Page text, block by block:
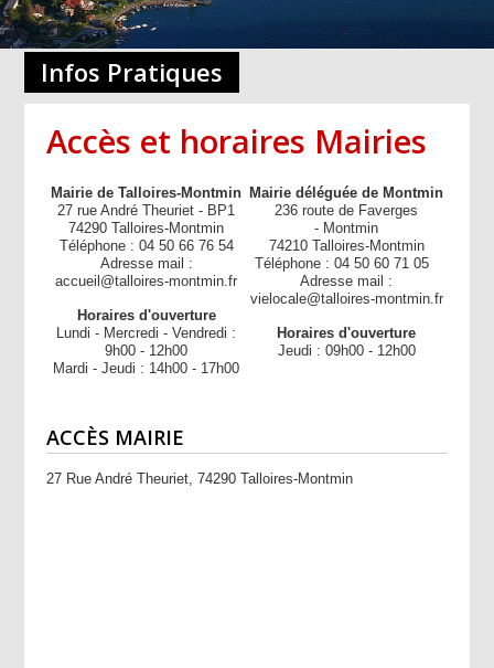
Infos Pratiques
Accès et horaires Mairies
Mairie de Talloires-Montmin
27 rue André Theuriet - BP1
74290 Talloires-Montmin
Téléphone : 04 50 66 76 54
Adresse mail :
accueil@talloires-montmin.fr
Horaires d'ouverture
Lundi - Mercredi - Vendredi :
9h00 - 12h00
Mardi - Jeudi : 14h00 - 17h00
Mairie déléguée de Montmin
236 route de Faverges
- Montmin
74210 Talloires-Montmin
Téléphone : 04 50 60 71 05
Adresse mail :
vielocale@talloires-montmin.fr
Horaires d'ouverture
Jeudi : 09h00 - 12h00
ACCÈS MAIRIE
27 Rue André Theuriet, 74290 Talloires-Montmin